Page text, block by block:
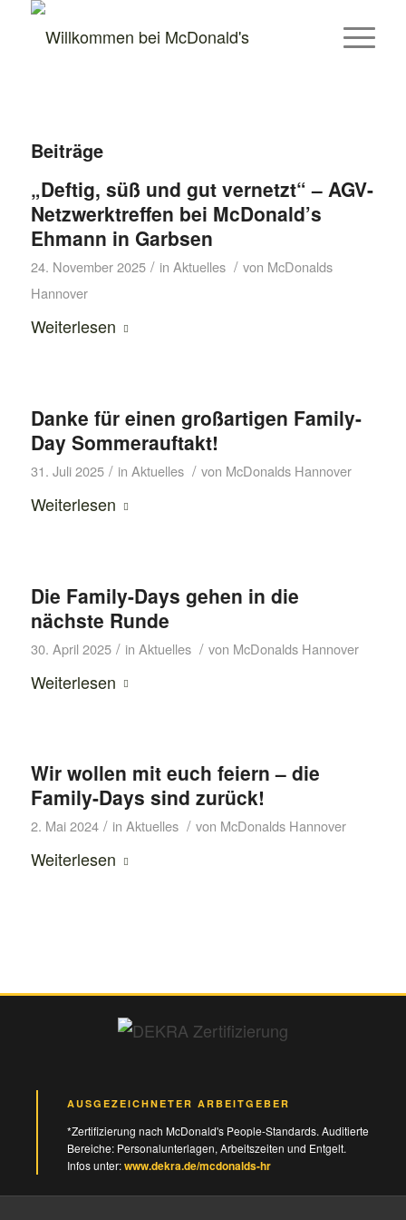
Beiträge
„Deftig, süß und gut vernetzt“ – AGV-
Netzwerktreffen bei McDonald’s
Ehmann in Garbsen
24. November 2025 / in Aktuelles / von McDonalds
Hannover
Weiterlesen
Danke für einen großartigen Family-
Day Sommerauftakt!
31. Juli 2025 / in Aktuelles / von McDonalds Hannover
Weiterlesen
Die Family-Days gehen in die
nächste Runde
30. April 2025 / in Aktuelles / von McDonalds Hannover
Weiterlesen
Wir wollen mit euch feiern – die
Family-Days sind zurück!
2. Mai 2024 / in Aktuelles / von McDonalds Hannover
Weiterlesen
AUSGEZEICHNETER ARBEITGEBER
*Zertifizierung nach McDonald's People-Standards. Auditierte
Bereiche: Personalunterlagen, Arbeitszeiten und Entgelt.
Infos unter:www.dekra.de/mcdonalds-hr
(m/w/d) gesucht. Bewirb dich in unter
Jetzt bewerben